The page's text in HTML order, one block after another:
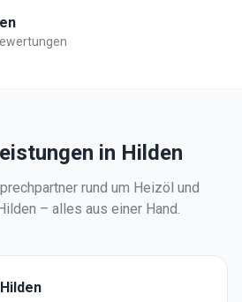
in Hilden
rund um Heizöl und
– alles aus einer Hand.
Hilden